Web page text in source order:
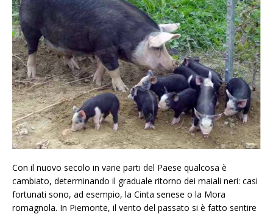
Con il nuovo secolo in varie parti del Paese qualcosa è
cambiato, determinando il graduale ritorno dei maiali neri: casi
fortunati sono, ad esempio, la Cinta senese o la Mora
romagnola. In Piemonte, il vento del passato si è fatto sentire